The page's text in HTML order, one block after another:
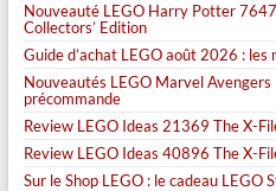
Nouveauté LEGO Harry Potter
Collectors’ Edition
Guide d’achat LEGO août 2026 : les
Nouveautés LEGO Marvel
précommande
Review LEGO Ideas 21369 The X-
Review LEGO Ideas 40896 The X-
Sur le Shop LEGO : le cadeau